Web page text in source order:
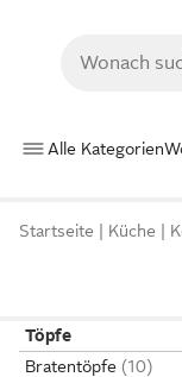
Alle Kategorien
Startseite Küche
Töpfe
Bratentöpfe